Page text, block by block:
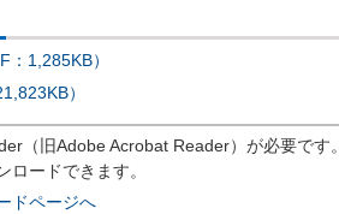
1,285KB）
）
（旧Adobe Acrobat Reader）が必要です。
ードできます。
ドページへ